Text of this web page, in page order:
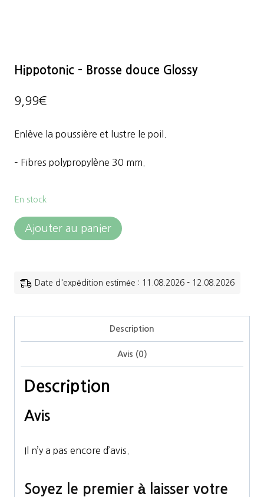
Hippotonic – Brosse douce Glossy
9,99€
Enlève la poussière et lustre le poil.
– Fibres polypropylène 30 mm.
En stock
quantité
Ajouter au panier
Date d'expédition estimée : 11.08.2026 - 12.08.2026
Description
Avis (0)
Description
Avis
Il n’y a pas encore d’avis.
Soyez le premier à laisser votre